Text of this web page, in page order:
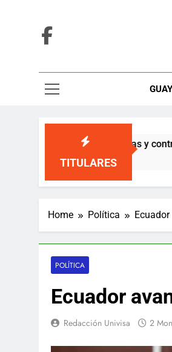
TITULARES
bajo duda por vías y control
Home Política
POLÍTICA
Ecuador
Redacción Univisa 2